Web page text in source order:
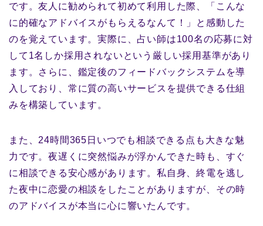
です。友人に勧められて初めて利用した際、「こんな
に的確なアドバイスがもらえるなんて！」と感動した
のを覚えています。実際に、占い師は100名の応募に対
して1名しか採用されないという厳しい採用基準があり
ます。さらに、鑑定後のフィードバックシステムを導
入しており、常に質の高いサービスを提供できる仕組
みを構築しています。
また、24時間365日いつでも相談できる点も大きな魅
力です。夜遅くに突然悩みが浮かんできた時も、すぐ
に相談できる安心感があります。私自身、終電を逃し
た夜中に恋愛の相談をしたことがありますが、その時
のアドバイスが本当に心に響いたんです。